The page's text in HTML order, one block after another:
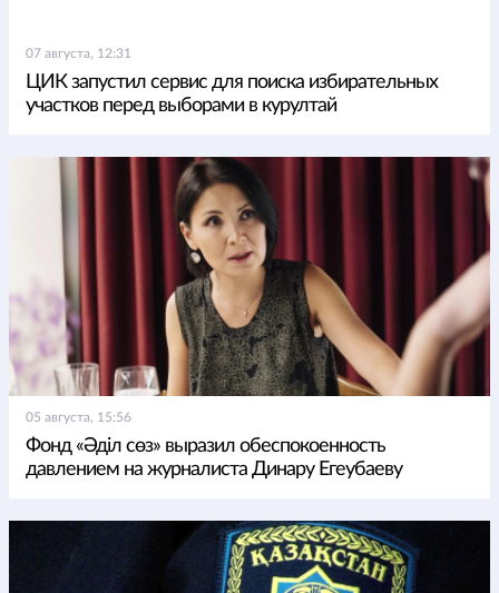
07 августа, 12:31
ЦИК запустил сервис для поиска избирательных
участков перед выборами в курултай
05 августа, 15:56
Фонд «Әділ сөз» выразил обеспокоенность
давлением на журналиста Динару Егеубаеву